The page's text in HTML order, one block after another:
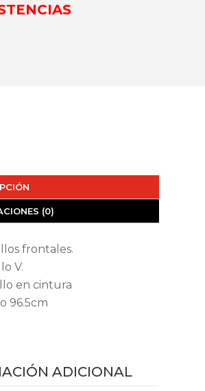
(0)
frontales.
V.
en cintura
96.5cm
ADICIONAL